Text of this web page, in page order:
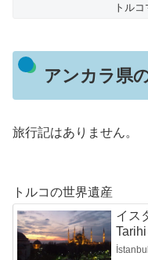
トル
アンカラ県
旅行記はありません。
トルコの世界遺産
イス
Tarihi